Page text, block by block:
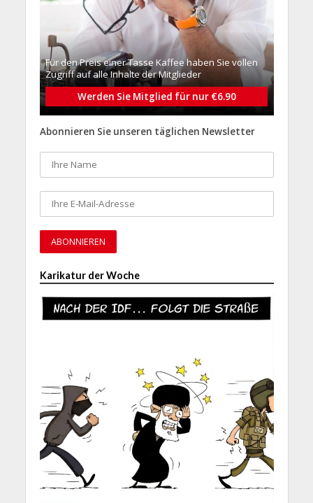
Für den Preis einer Tasse Kaffee haben Sie vollen
Zugriff auf alle Inhalte der Mitglieder
Werden Sie Mitglied für nur €6.90
Abonnieren Sie unseren täglichen Newsletter
Karikatur der Woche